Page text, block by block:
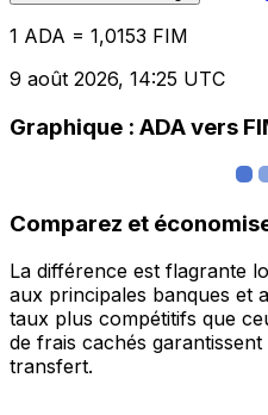
1 ADA = 1,0153 FIM
9 août 2026, 14:25 UTC
Graphique : ADA vers
Comparez et
La différence est flagrante
aux principales banques et
taux plus compétitifs que
de frais cachés
transfert.